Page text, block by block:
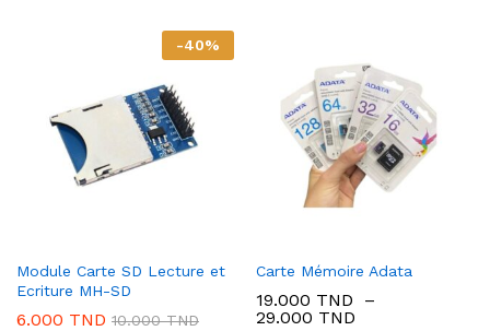
-40%
Module Carte SD Lecture et
Ecriture MH-SD
6.000 TND 10.000TND
Carte Mémoire Adata
19.000 TND
–
29.000 TND